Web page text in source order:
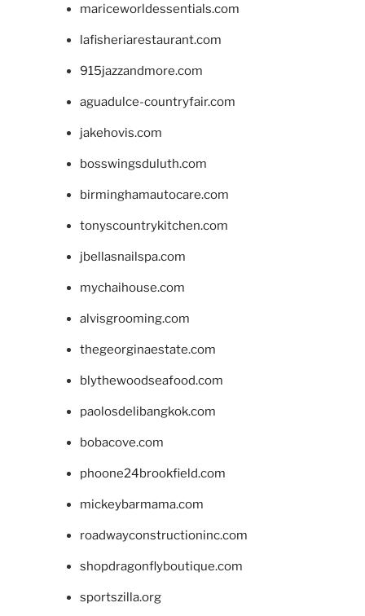
mariceworldessentials.com
lafisheriarestaurant.com
915jazzandmore.com
aguadulce-countryfair.com
jakehovis.com
bosswingsduluth.com
birminghamautocare.com
tonyscountrykitchen.com
jbellasnailspa.com
mychaihouse.com
alvisgrooming.com
thegeorginaestate.com
blythewoodseafood.com
paolosdelibangkok.com
bobacove.com
phoone24brookfield.com
mickeybarmama.com
roadwayconstructioninc.com
shopdragonflyboutique.com
sportszilla.org